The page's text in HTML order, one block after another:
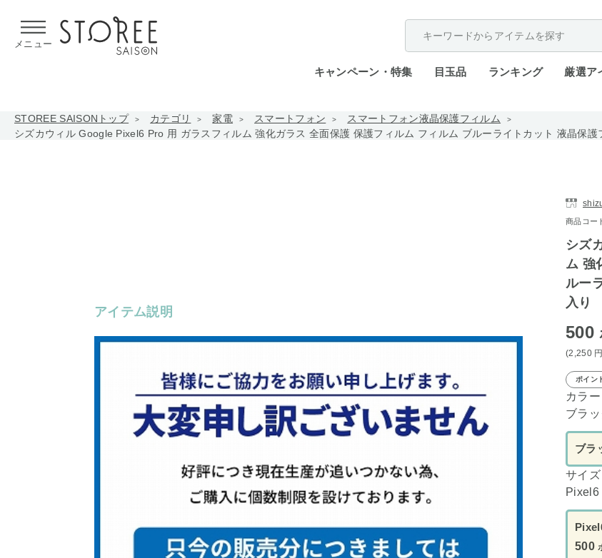
メニュー
キャンペーン・特集 目玉品 ランキング 厳選ア
STOREE SAISONトップ カテゴリ 家電 スマートフォン
スマートフォン液晶保護フィルム
シズカウィル Google Pixel6 Pro 用 ガラスフィルム 強化ガラス 全面保護 保護フィルム フィルム ブルーライトカット 液晶保護
アイテム説明
商品コー
シズ
ム 強
ルー
入り
500
(2,250 円
ポイン
カラー
ブラ
ブラ
サイズ
Pixel6
500